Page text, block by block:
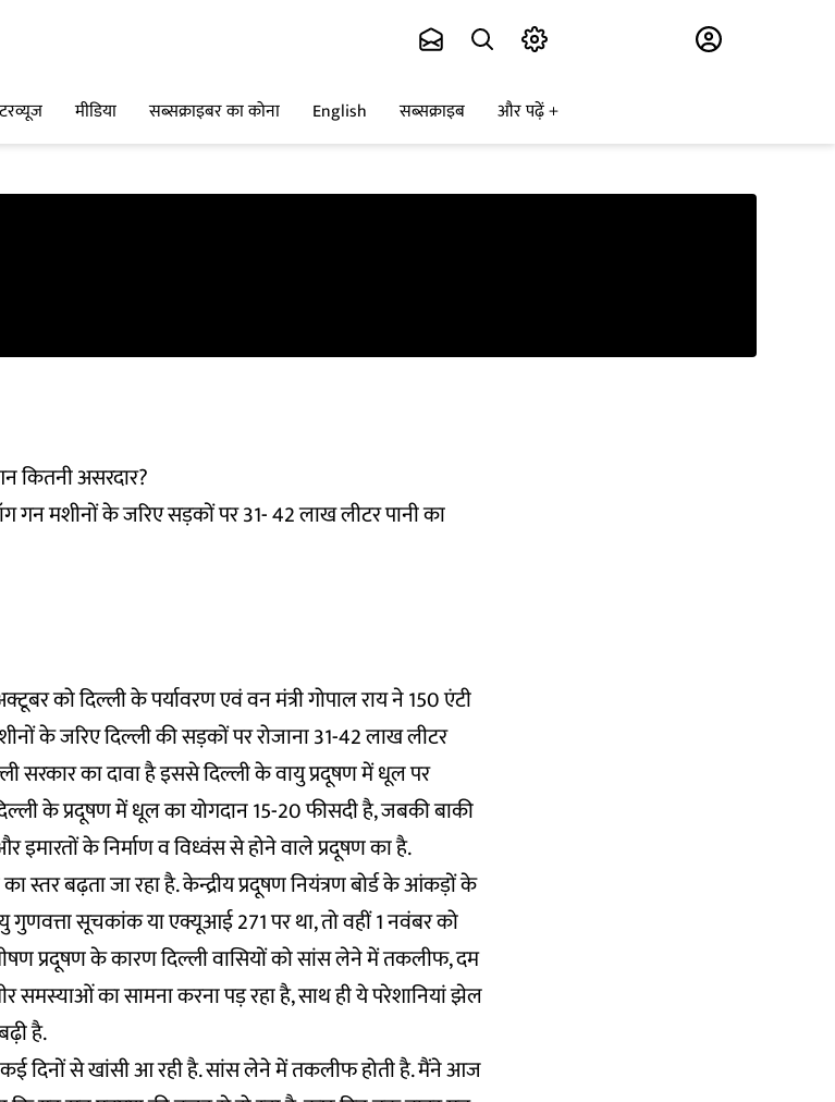
मीडिया सब्सक्राइबर का कोना English सब्सक्राइब और पढ़ें
कितनी असरदार?
गन मशीनों के जरिए सड़कों पर 31- 42 लाख लीटर पानी का
को दिल्ली के पर्यावरण एवं वन मंत्री गोपाल राय ने 150 एंटी
के जरिए दिल्ली की सड़कों पर रोजाना 31-42 लाख लीटर
सरकार का दावा है इससे दिल्ली के वायु प्रदूषण में धूल पर
के प्रदूषण में धूल का योगदान 15-20 फीसदी है, जबकी बाकी
इमारतों के निर्माण व विध्वंस से होने वाले प्रदूषण का है.
स्तर बढ़ता जा रहा है. केन्द्रीय प्रदूषण नियंत्रण बोर्ड के आंकड़ों के
गुणवत्ता सूचकांक या एक्यूआई 271 पर था, तो वहीं 1 नवंबर को
प्रदूषण के कारण दिल्ली वासियों को सांस लेने में तकलीफ, दम
समस्याओं का सामना करना पड़ रहा है, साथ ही ये परेशानियां झेल
है.
कई दिनों से खांसी आ रही है. सांस लेने में तकलीफ होती है. मैंने आज